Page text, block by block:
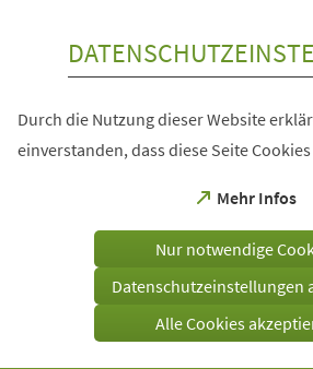
Durch die Nutzung dieser Website
einverstanden, dass diese Seite
Mehr Infos
(Öffnet
einem
Tab)
Nur notwendige
Datenschutzeinstellungen
Alle Cookies